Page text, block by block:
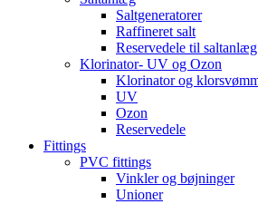
Saltgeneratorer
Raffineret salt
Reservedele til saltanlæg
Klorinator- UV og Ozon
Klorinator og
UV
Ozon
Reservedele
Fittings
PVC fittings
Vinkler og bøjninger
Unioner